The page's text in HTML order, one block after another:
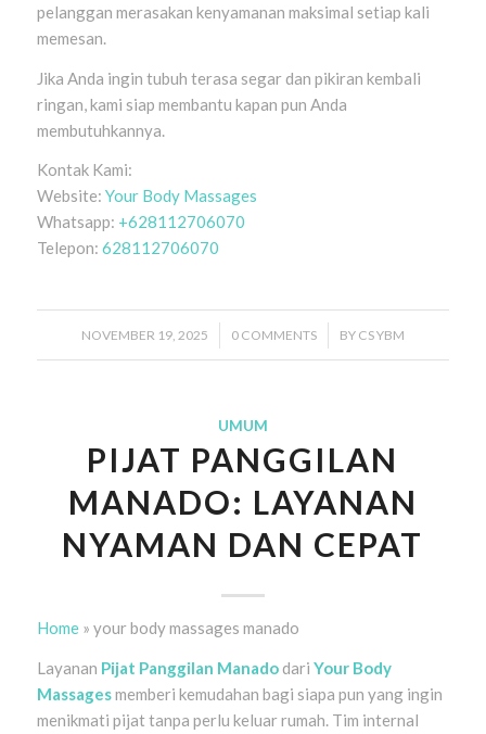
pelanggan merasakan kenyamanan maksimal setiap kali
memesan.
Jika Anda ingin tubuh terasa segar dan pikiran kembali
ringan, kami siap membantu kapan pun Anda
membutuhkannya.
Kontak Kami:
Website: Your Body Massages
Whatsapp: +628112706070
Telepon: 628112706070
NOVEMBER 19, 2025
/ 0 COMMENTS
/ BY CS YBM
UMUM
PIJAT PANGGILAN
MANADO: LAYANAN
NYAMAN DAN CEPAT
Home» your body massages manado
Layanan Pijat Panggilan Manadodari Your Body
Massagesmemberi kemudahan bagi siapa pun yang ingin
menikmati pijat tanpa perlu keluar rumah. Tim internal